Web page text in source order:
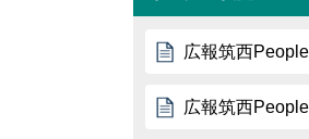
広報筑西
広報筑西